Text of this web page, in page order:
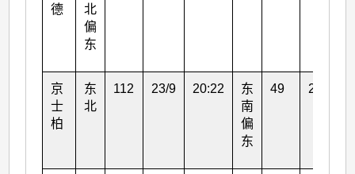
德
北
偏
东
京
士
柏
东
北
112 23/9 20:22
东
南
偏
东
49 24/9